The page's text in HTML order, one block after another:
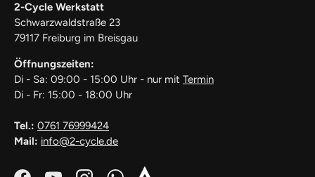
2-Cycle Werkstatt
Schwarzwaldstraße 23
79117 Freiburg im Breisgau
Öffnungszeiten:
Di - Sa: 09:00 - 15:00 Uhr - nur mit Termin
Di - Fr: 15:00 - 18:00 Uhr
Tel.: 0761 76999424
Mail: info@2-cycle.de